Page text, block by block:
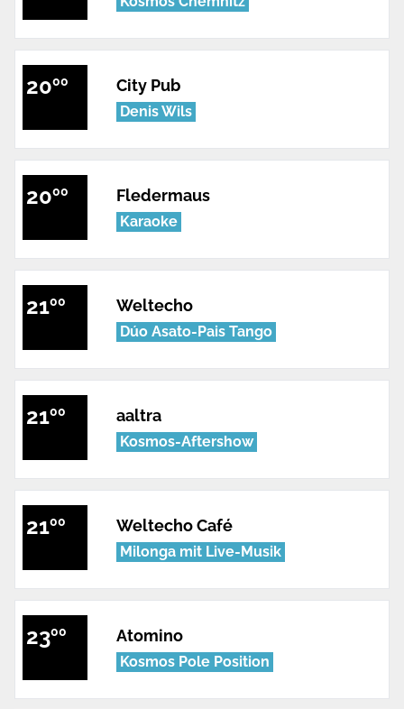
2000 City Pub
Denis Wils
2000 Fledermaus
Karaoke
2100 Weltecho
Dúo Asato-Pais Tango
2100 aaltra
Kosmos-Aftershow
2100 Weltecho Café
Milonga mit Live-Musik
2300 Atomino
Kosmos Pole Position